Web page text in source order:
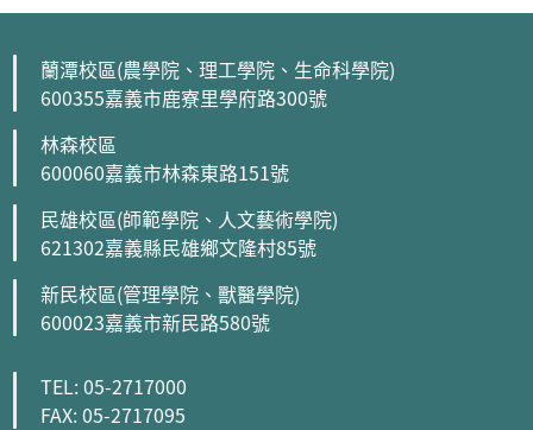
蘭潭校區(農學院、理工學院、生命科學院)
600355嘉義市鹿寮里學府路300號
林森校區
600060嘉義市林森東路151號
民雄校區(師範學院、人文藝術學院)
621302嘉義縣民雄鄉文隆村85號
新民校區(管理學院、獸醫學院)
600023嘉義市新民路580號
TEL: 05-2717000
FAX: 05-2717095